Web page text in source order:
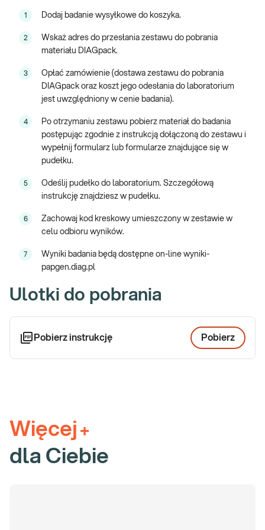
Przy zakupie testu otrzymujesz:
obsługę kurierską lub przesyłkę pocztową umożliwiającą
transport pobranych materiałów do laboratorium,
analizę próbek w laboratorium,
wynik badania dostępny online i/lub w formie papierowej na
wskazany adres.
Jeśli masz pytania dotyczące badania, skontaktuj się z nami pod
numerem 12 446 51 02. Infolinia czynna jest od poniedziałku do
piątku, w godzinach 8:00-20:00.
1 Dodaj badanie wysyłkowe do koszyka.
2
Wskaż adres do przesłania zestawu do pobrania
materiału DIAGpack.
3
Opłać zamówienie (dostawa zestawu do pobrania
DIAGpack oraz koszt jego odesłania do laboratorium
jest uwzględniony w cenie badania).
4
Po otrzymaniu zestawu pobierz materiał do badania
postępując zgodnie z instrukcją dołączoną do zestawu i
wypełnij formularz lub formularze znajdujące się w
pudełku.
5
Odeślij pudełko do laboratorium. Szczegółową
instrukcję znajdziesz w pudełku.
6
Zachowaj kod kreskowy umieszczony w zestawie w
celu odbioru wyników.
7
Wyniki badania będą dostępne on-line wyniki-
papgen.diag.pl
Ulotki do pobrania
Pobierz instrukcję Pobierz
Więcej +
dla Ciebie